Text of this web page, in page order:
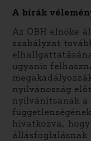
A bírák
Az OBH elnöke
szabályzat
ugyanis
nyilvánosság
nyilvánítsanak a
hivatkozva,
állásfoglalásnak